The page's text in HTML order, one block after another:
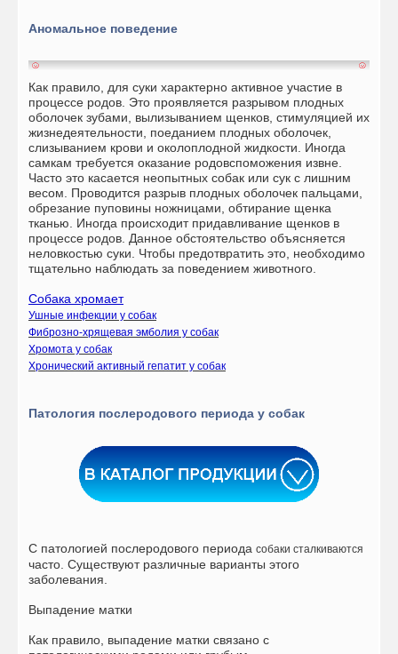
Аномальное поведение
Как правило, для суки характерно активное участие в
процессе родов. Это проявляется разрывом плодных
оболочек зубами, вылизыванием щенков, стимуляцией их
жизнедеятельности, поеданием плодных оболочек,
слизыванием крови и околоплодной жидкости. Иногда
самкам требуется оказание родовспоможения извне.
Часто это касается неопытных собак или сук с лишним
весом. Проводится разрыв плодных оболочек пальцами,
обрезание пуповины ножницами, обтирание щенка
тканью. Иногда происходит придавливание щенков в
процессе родов. Данное обстоятельство объясняется
неловкостью суки. Чтобы предотвратить это, необходимо
тщательно наблюдать за поведением животного.
Собака хромает
Ушные инфекции у собак
Фиброзно-хрящевая эмболия у собак
Хромота у собак
Хронический активный гепатит у собак
Патология послеродового периода у собак
С патологией послеродового периода собаки сталкиваются
часто. Существуют различные варианты этого
заболевания.
Выпадение матки
Как правило, выпадение матки связано с